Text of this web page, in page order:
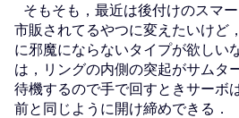
そもそも，最近は後付けのスマ
市販されてるやつに変えたいけど
に邪魔にならないタイプが欲しい
は，リングの内側の突起がサムタ
待機するので手で回すときサーボ
前と同じように開け締めできる．